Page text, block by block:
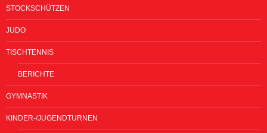
STOCKSCHÜTZEN
JUDO
TISCHTENNIS
BERICHTE
GYMNASTIK
KINDER-/JUGENDTURNEN